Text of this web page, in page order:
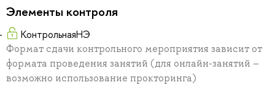
Элементы контроля
КонтрольнаяНЭ
Формат сдачи контрольного мероприятия зависит от
формата проведения занятий (для онлайн-занятий –
возможно использование прокторинга)